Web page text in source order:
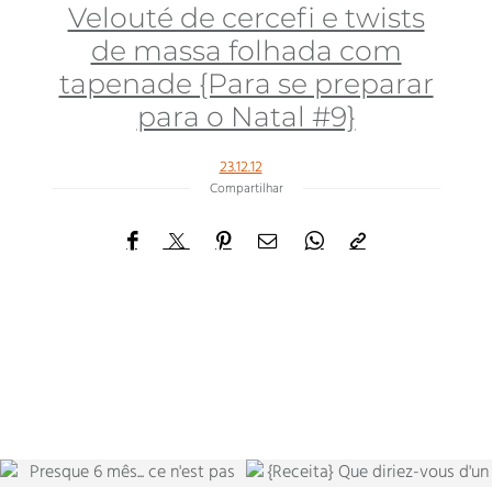
Velouté de cercefi e twists
de massa folhada com
tapenade {Para se preparar
para o Natal #9}
23.12.12
Compartilhar